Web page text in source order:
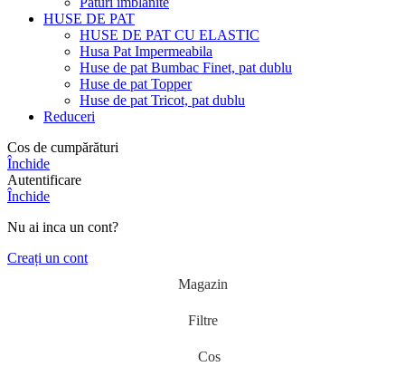
HUSE DE PAT
HUSE DE PAT CU ELASTIC
Husa Pat Impermeabila
Huse de pat Bumbac Finet, pat dublu
Huse de pat Topper
Huse de pat Tricot, pat dublu
Reduceri
Cos de cumpărături
Închide
Autentificare
Închide
Nu ai inca un cont?
Creați un cont
Magazin
Filtre
Cos